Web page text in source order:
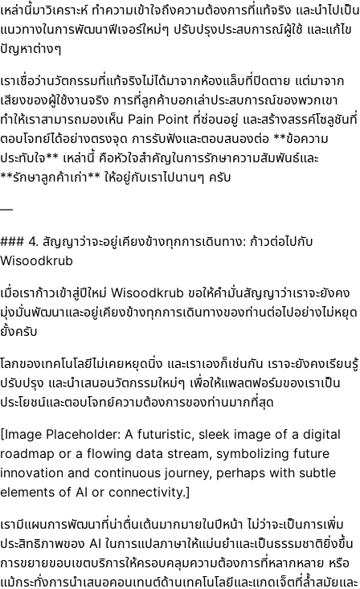
เหล่านี้มาวิเคราะห์ ทำความเข้าใจถึงความต้องการที่แท้จริง และนำไปเป็น
แนวทางในการพัฒนาฟีเจอร์ใหม่ๆ ปรับปรุงประสบการณ์ผู้ใช้ และแก้ไข
ปัญหาต่างๆ
เราเชื่อว่านวัตกรรมที่แท้จริงไม่ได้มาจากห้องแล็บที่ปิดตาย แต่มาจาก
เสียงของผู้ใช้งานจริง การที่ลูกค้าบอกเล่าประสบการณ์ของพวกเขา
ทำให้เราสามารถมองเห็น Pain Point ที่ซ่อนอยู่ และสร้างสรรค์โซลูชันที่
ตอบโจทย์ได้อย่างตรงจุด การรับฟังและตอบสนองต่อ **ข้อความ
ประทับใจ** เหล่านี้ คือหัวใจสำคัญในการรักษาความสัมพันธ์และ
**รักษาลูกค้าเก่า** ให้อยู่กับเราไปนานๆ ครับ
—
### 4. สัญญาว่าจะอยู่เคียงข้างทุกการเดินทาง: ก้าวต่อไปกับ
Wisoodkrub
เมื่อเราก้าวเข้าสู่ปีใหม่ Wisoodkrub ขอให้คำมั่นสัญญาว่าเราจะยังคง
มุ่งมั่นพัฒนาและอยู่เคียงข้างทุกการเดินทางของท่านต่อไปอย่างไม่หยุด
ยั้งครับ
โลกของเทคโนโลยีไม่เคยหยุดนิ่ง และเราเองก็เช่นกัน เราจะยังคงเรียนรู้
ปรับปรุง และนำเสนอนวัตกรรมใหม่ๆ เพื่อให้แพลตฟอร์มของเราเป็น
ประโยชน์และตอบโจทย์ความต้องการของท่านมากที่สุด
[Image Placeholder: A futuristic, sleek image of a digital
roadmap or a flowing data stream, symbolizing future
innovation and continuous journey, perhaps with subtle
elements of AI or connectivity.]
เรามีแผนการพัฒนาที่น่าตื่นเต้นมากมายในปีหน้า ไม่ว่าจะเป็นการเพิ่ม
ประสิทธิภาพของ AI ในการแปลภาษาให้แม่นยำและเป็นธรรมชาติยิ่งขึ้น
การขยายขอบเขตบริการให้ครอบคลุมความต้องการที่หลากหลาย หรือ
แม้กระทั่งการนำเสนอคอนเทนต์ด้านเทคโนโลยีและแกดเจ็ตที่ล้ำสมัยและ